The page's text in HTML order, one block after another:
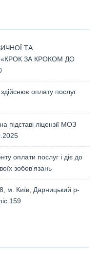
ТА
«КРОК ЗА КРОКОМ ДО
оплату послуг
підставі ліцензії МОЗ
оплати послуг і діє до
зобов'язань
м. Київ, Дарницький р-
159